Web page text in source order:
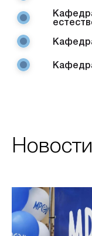
Новости